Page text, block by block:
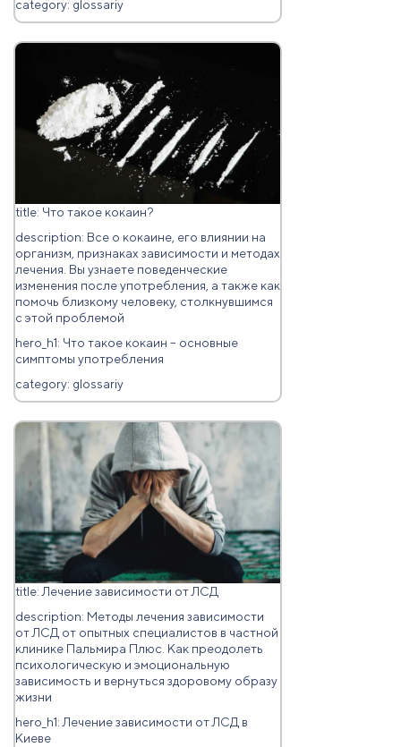
category: glossariy
title: Что такое кокаин?
description: Все о кокаине, его влиянии на
организм, признаках зависимости и методах
лечения. Вы узнаете поведенческие
изменения после употребления, а также как
помочь близкому человеку, столкнувшимся
с этой проблемой
hero_h1: Что такое кокаин – основные
симптомы употребления
category: glossariy
title: Лечение зависимости от ЛСД
description: Методы лечения зависимости
от ЛСД от опытных специалистов в частной
клинике Пальмира Плюс. Как преодолеть
психологическую и эмоциональную
зависимость и вернуться здоровому образу
жизни
hero_h1: Лечение зависимости от ЛСД в
Киеве